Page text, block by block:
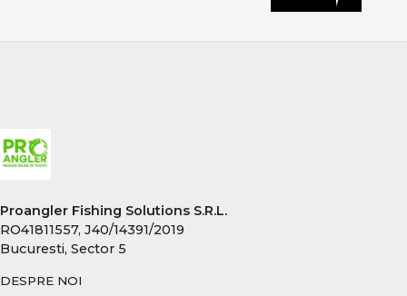
Proangler Fishing Solutions S.R.L.
RO41811557, J40/14391/2019
Bucuresti, Sector 5
DESPRE NOI